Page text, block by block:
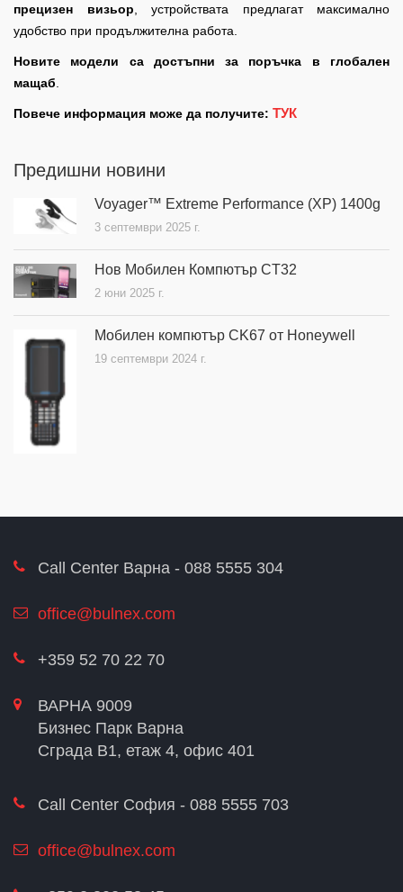
прецизен визьор , устройствата предлагат максимално
удобство при продължителна работа.
Новите модели са достъпни за поръчка в глобален
мащаб
Повече информация може да получите: ТУК
Предишни новини
Voyager™ Extreme Performance (XP) 1400g
3 септември 2025 г.
Нов Мобилен Компютър CT32
2 юни 2025 г.
Мобилен компютър CK67 от Honeywell
19 септември 2024 г.
Call Center Варна - 088 5555 304
office@bulnex.com
+359 52 70 22 70
ВАРНА 9009
Бизнес Парк Варна
Сграда В1, етаж 4, офис 401
Call Center София - 088 5555 703
office@bulnex.com